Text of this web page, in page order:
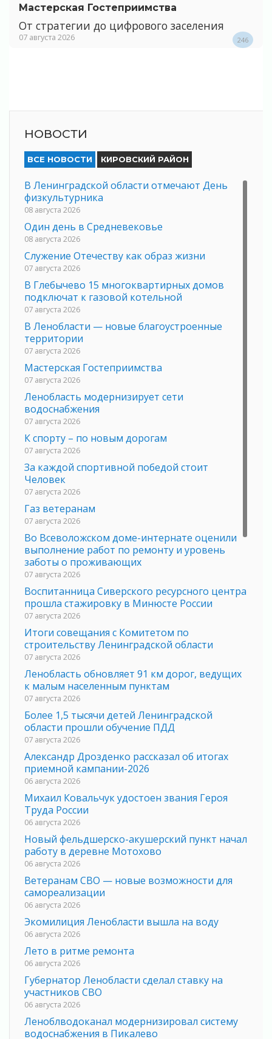
Мастерская Гостеприимства
От стратегии до цифрового заселения
07 августа 2026 246
НОВОСТИ
ВСЕ НОВОСТИ КИРОВСКИЙ РАЙОН
В Ленинградской области отмечают День
физкультурника
08 августа 2026
Один день в Средневековье
08 августа 2026
Служение Отечеству как образ жизни
07 августа 2026
В Глебычево 15 многоквартирных домов
подключат к газовой котельной
07 августа 2026
В Ленобласти — новые благоустроенные
территории
07 августа 2026
Мастерская Гостеприимства
07 августа 2026
Ленобласть модернизирует сети
водоснабжения
07 августа 2026
К спорту – по новым дорогам
07 августа 2026
За каждой спортивной победой стоит
Человек
07 августа 2026
Газ ветеранам
07 августа 2026
Во Всеволожском доме-интернате оценили
выполнение работ по ремонту и уровень
заботы о проживающих
07 августа 2026
Воспитанница Сиверского ресурсного центра
прошла стажировку в Минюсте России
07 августа 2026
Итоги совещания с Комитетом по
строительству Ленинградской области
07 августа 2026
Ленобласть обновляет 91 км дорог, ведущих
к малым населенным пунктам
07 августа 2026
Более 1,5 тысячи детей Ленинградской
области прошли обучение ПДД
07 августа 2026
Александр Дрозденко рассказал об итогах
приемной кампании-2026
06 августа 2026
Михаил Ковальчук удостоен звания Героя
Труда России
06 августа 2026
Новый фельдшерско-акушерский пункт начал
работу в деревне Мотохово
06 августа 2026
Ветеранам СВО — новые возможности для
самореализации
06 августа 2026
Экомилиция Ленобласти вышла на воду
06 августа 2026
Лето в ритме ремонта
06 августа 2026
Губернатор Ленобласти сделал ставку на
участников СВО
06 августа 2026
Леноблводоканал модернизировал систему
водоснабжения в Пикалево